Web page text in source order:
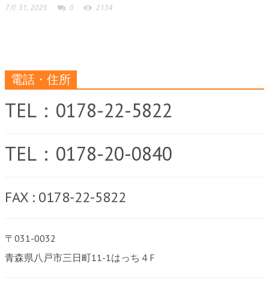
7月 31, 2025 0 2134
電話・住所
TEL：0178-22-5822
TEL：0178-20-0840
FAX : 0178-22-5822
〒031-0032
青森県八戸市三日町11-1はっち４F